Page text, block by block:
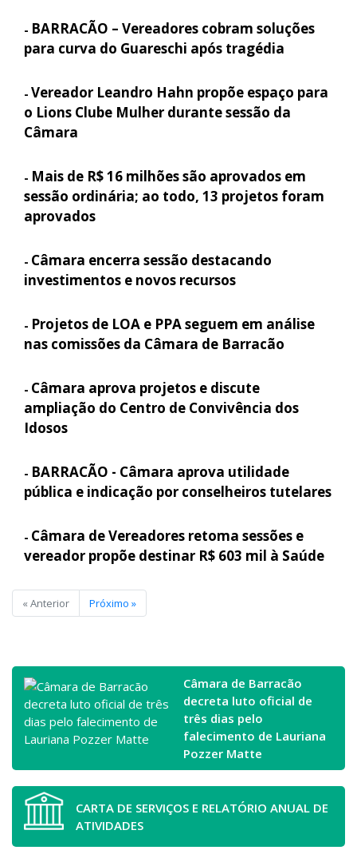
- BARRACÃO – Vereadores cobram soluções
para curva do Guareschi após tragédia
- Vereador Leandro Hahn propõe espaço para
o Lions Clube Mulher durante sessão da
Câmara
- Mais de R$ 16 milhões são aprovados em
sessão ordinária; ao todo, 13 projetos foram
aprovados
- Câmara encerra sessão destacando
investimentos e novos recursos
- Projetos de LOA e PPA seguem em análise
nas comissões da Câmara de Barracão
- Câmara aprova projetos e discute
ampliação do Centro de Convivência dos
Idosos
- BARRACÃO - Câmara aprova utilidade
pública e indicação por conselheiros tutelares
- Câmara de Vereadores retoma sessões e
vereador propõe destinar R$ 603 mil à Saúde
« Anterior Próximo »
Câmara de Barracão
decreta luto oficial de
três dias pelo
falecimento de Lauriana
Pozzer Matte
CARTA DE SERVIÇOS E RELATÓRIO ANUAL DE
ATIVIDADES